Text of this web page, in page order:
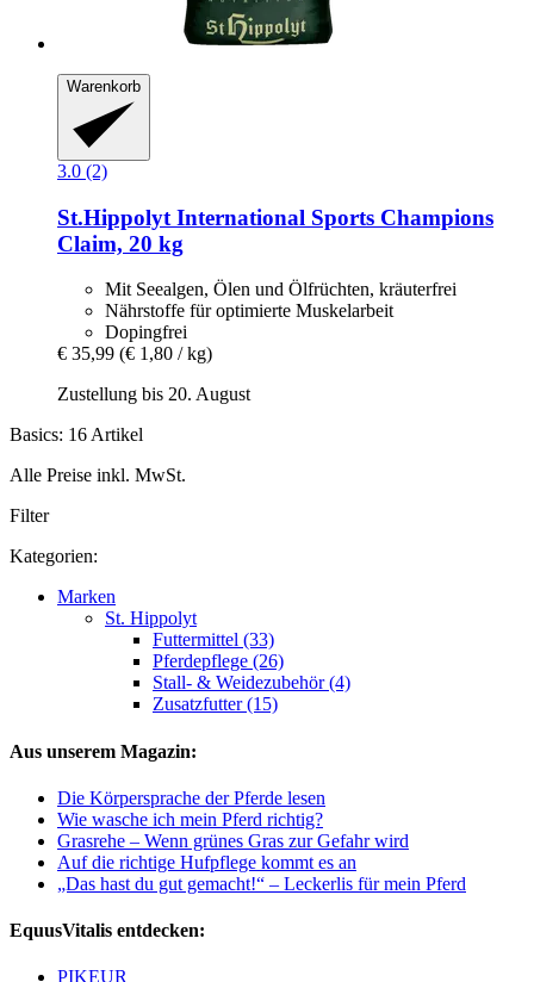
Warenkorb
3.0 (2)
St.Hippolyt International Sports Champions
Claim, 20 kg
Mit Seealgen, Ölen und Ölfrüchten, kräuterfrei
Nährstoffe für optimierte Muskelarbeit
Dopingfrei
€ 35,99 (€ 1,80 / kg)
Zustellung bis 20. August
Basics: 16 Artikel
Alle Preise inkl. MwSt.
Filter
Kategorien:
Marken
St. Hippolyt
Futtermittel (33)
Pferdepflege (26)
Stall- & Weidezubehör (4)
Zusatzfutter (15)
Aus unserem Magazin:
Die Körpersprache der Pferde lesen
Wie wasche ich mein Pferd richtig?
Grasrehe – Wenn grünes Gras zur Gefahr wird
Auf die richtige Hufpflege kommt es an
„Das hast du gut gemacht!“ – Leckerlis für mein Pferd
EquusVitalis entdecken:
PIKEUR